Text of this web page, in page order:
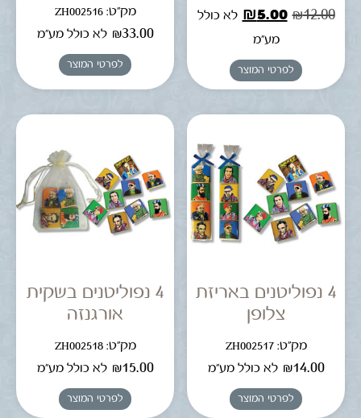
₪12.00
₪5.00
לא כולל
מע"מ
לפרטי המוצר
מק"ט: ZH002516
₪33.00 לא כולל מע"מ
לפרטי המוצר
4 נפוליטנים באריזת
צלופן
מק"ט: ZH002517
₪14.00 לא כולל מע"מ
לפרטי המוצר
4 נפוליטנים בשקית
אורגנזה
מק"ט: ZH002518
₪15.00 לא כולל מע"מ
לפרטי המוצר